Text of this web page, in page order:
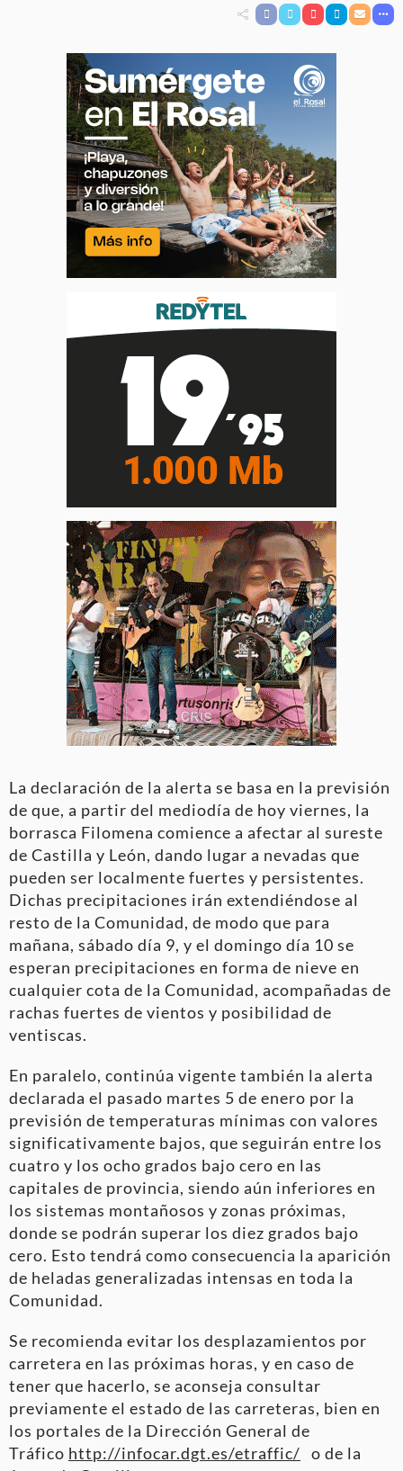
La declaración de la alerta se basa en la previsión
de que, a partir del mediodía de hoy viernes, la
borrasca Filomena comience a afectar al sureste
de Castilla y León, dando lugar a nevadas que
pueden ser localmente fuertes y persistentes.
Dichas precipitaciones irán extendiéndose al
resto de la Comunidad, de modo que para
mañana, sábado día 9, y el domingo día 10 se
esperan precipitaciones en forma de nieve en
cualquier cota de la Comunidad, acompañadas de
rachas fuertes de vientos y posibilidad de
ventiscas.
En paralelo, continúa vigente también la alerta
declarada el pasado martes 5 de enero por la
previsión de temperaturas mínimas con valores
significativamente bajos, que seguirán entre los
cuatro y los ocho grados bajo cero en las
capitales de provincia, siendo aún inferiores en
los sistemas montañosos y zonas próximas,
donde se podrán superar los diez grados bajo
cero. Esto tendrá como consecuencia la aparición
de heladas generalizadas intensas en toda la
Comunidad.
Se recomienda evitar los desplazamientos por
carretera en las próximas horas, y en caso de
tener que hacerlo, se aconseja consultar
previamente el estado de las carreteras, bien en
los portales de la Dirección General de
Tráfico http://infocar.dgt.es/etraffic/ o de la